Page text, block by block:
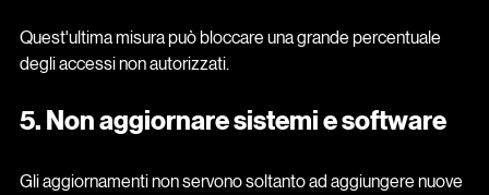
Quest'ultima misura può bloccare una grande percentuale
degli accessi non autorizzati.
5. Non aggiornare sistemi e software
Gli aggiornamenti non servono soltanto ad aggiungere nuove